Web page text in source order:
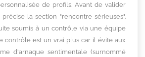
de profils. Avant de valider
la section "rencontre sérieuses".
soumis à un contrôle via une équipe
contrôle est un vrai plus car il évite aux
d'arnaque sentimentale (surnommé